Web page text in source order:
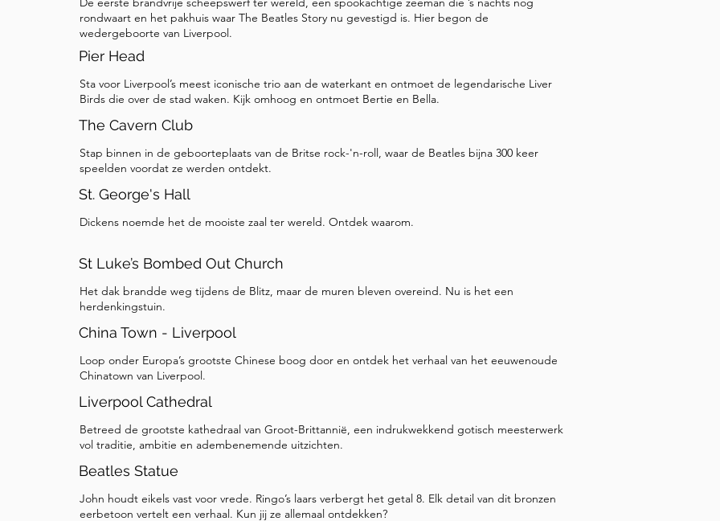
Rijk te vieren. Vanaf Pier Head is onze volgende bestemming een korte
wandeling landinwaarts. We gaan nu naar het civiele en commerciële hart van
de stad. Zoek de weg genaamd Water Street, dicht bij het Port Building en
loop er omhoog weg van de rivier. In een paar minuten wordt Water Street
omgetoverd tot Castle Street, en je zult een elegant gebouw met koepel
bovenaan de weg zien. Dat is het stadhuis van Liverpool – onze volgende
stop.
rondwaart en het pakhuis waar The Beatles Story nu gevestigd is. Hier begon de
wedergeboorte van Liverpool.
Pier Head
Sta voor Liverpool’s meest iconische trio aan de waterkant en ontmoet de legendarische Liver
Birds die over de stad waken. Kijk omhoog en ontmoet Bertie en Bella.
The Cavern Club
Stap binnen in de geboorteplaats van de Britse rock-'n-roll, waar de Beatles bijna 300 keer
speelden voordat ze werden ontdekt.
St. George's Hall
Dickens noemde het de mooiste zaal ter wereld. Ontdek waarom.
St Luke’s Bombed Out Church
Het dak brandde weg tijdens de Blitz, maar de muren bleven overeind. Nu is het een
herdenkingstuin.
China Town - Liverpool
Loop onder Europa’s grootste Chinese boog door en ontdek het verhaal van het eeuwenoude
Chinatown van Liverpool.
Liverpool Cathedral
Betreed de grootste kathedraal van Groot-Brittannië, een indrukwekkend gotisch meesterwerk
vol traditie, ambitie en adembenemende uitzichten.
Beatles Statue
John houdt eikels vast voor vrede. Ringo’s laars verbergt het getal 8. Elk detail van dit bronzen
eerbetoon vertelt een verhaal. Kun jij ze allemaal ontdekken?